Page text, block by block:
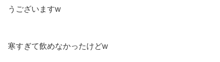
うございますw
寒すぎて飲めなかったけどw